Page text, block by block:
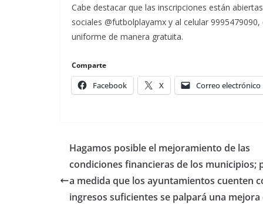
Cabe destacar que las inscripciones están
sociales @futbolplayamx y al celular
uniforme de manera gratuita.
Comparte
Facebook X Correo electrónico
Hagamos posible el mejoramiento de las
condiciones financieras de los municipios;
a medida que los ayuntamientos cuenten
ingresos suficientes se palpará una mejora